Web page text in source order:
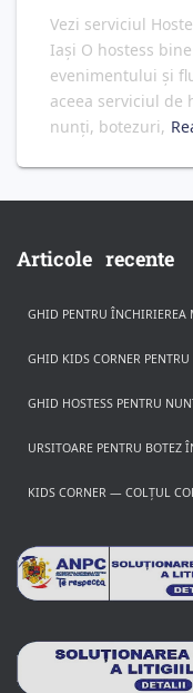
Vezi serviciul
Iași O hostess
evenimentului și
aceea serviciul de
nunți, botezuri,
Articole recente
GHID PENTRU ÎNCHIRIEREA
GHID KIDS CORNER
GHID HOSTESS PENTRU
URSITOARE PENTRU
KIDS CORNER — COLȚUL